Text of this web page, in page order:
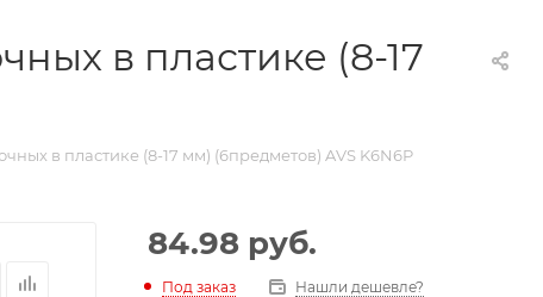
в пластике (8-17
в пластике (8-17 мм) (6предметов) AVS K6N6P
84.98 руб.
Под заказ Нашли дешевле?